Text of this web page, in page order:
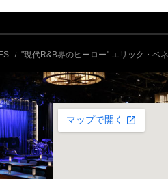
"現代R&B界のヒーロー" エリック・ベ